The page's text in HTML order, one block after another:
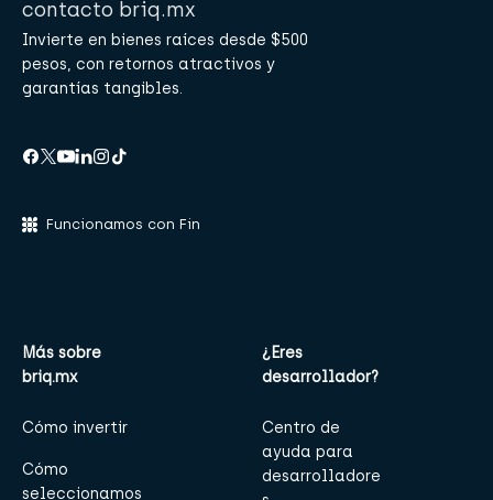
Invierte en bienes raíces desde $500
pesos, con retornos atractivos y
garantías tangibles.
Funcionamos con Fin
Más sobre
briq.mx
Cómo invertir
Cómo
seleccionamos
¿Eres
desarrollador?
Centro de
ayuda para
desarrolladore